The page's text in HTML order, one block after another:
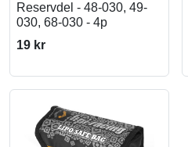
Reservdel - 48-030, 49-
030, 68-030 - 4p
19 kr